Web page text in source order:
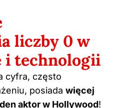
liczby 0 w
i technologii
cyfra, często
posiada więcej
aktor w Hollywood!